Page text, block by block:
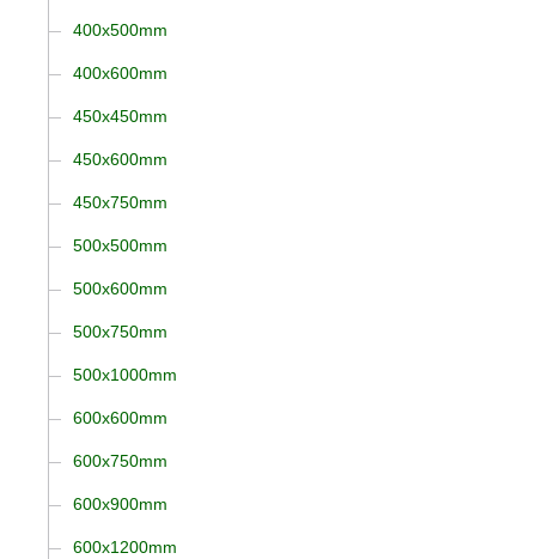
400x500mm
400x600mm
450x450mm
450x600mm
450x750mm
500x500mm
500x600mm
500x750mm
500x1000mm
600x600mm
600x750mm
600x900mm
600x1200mm